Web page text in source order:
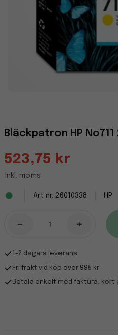
Bläckpatron HP No711
523,75 kr
Inkl. moms
26010338 HP
- +
1-2 dagars leverans
Fri frakt vid köp över 995 kr
Betala enkelt med faktura, kort